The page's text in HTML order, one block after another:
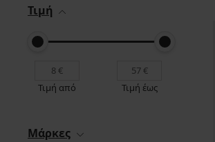
Τιμή
Τιμή από Τιμή έως
Μάρκες